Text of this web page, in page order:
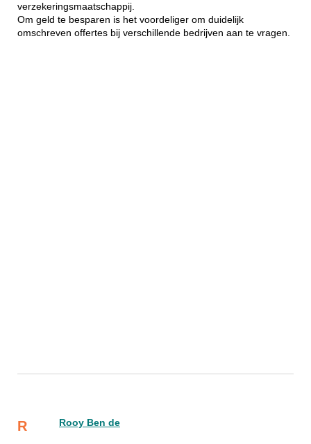
verzekeringsmaatschappij.
Om geld te besparen is het voordeliger om duidelijk
omschreven offertes bij verschillende bedrijven aan te vragen.
R Rooy Ben de